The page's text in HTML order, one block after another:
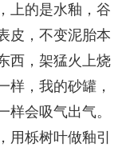
上的是水釉，谷
皮，不变泥胎本
西，架猛火上烧
样，我的砂罐，
会吸气出气。
用栎树叶做釉引